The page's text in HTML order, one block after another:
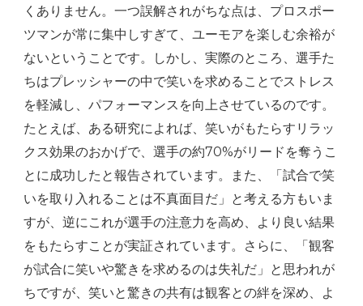
くありません。一つ誤解されがちな点は、プロスポー
ツマンが常に集中しすぎて、ユーモアを楽しむ余裕が
ないということです。しかし、実際のところ、選手た
ちはプレッシャーの中で笑いを求めることでストレス
を軽減し、パフォーマンスを向上させているのです。
たとえば、ある研究によれば、笑いがもたらすリラッ
クス効果のおかげで、選手の約70%がリードを奪うこ
とに成功したと報告されています。また、「試合で笑
いを取り入れることは不真面目だ」と考える方もいま
すが、逆にこれが選手の注意力を高め、より良い結果
をもたらすことが実証されています。さらに、「観客
が試合に笑いや驚きを求めるのは失礼だ」と思われが
ちですが、笑いと驚きの共有は観客との絆を深め、よ